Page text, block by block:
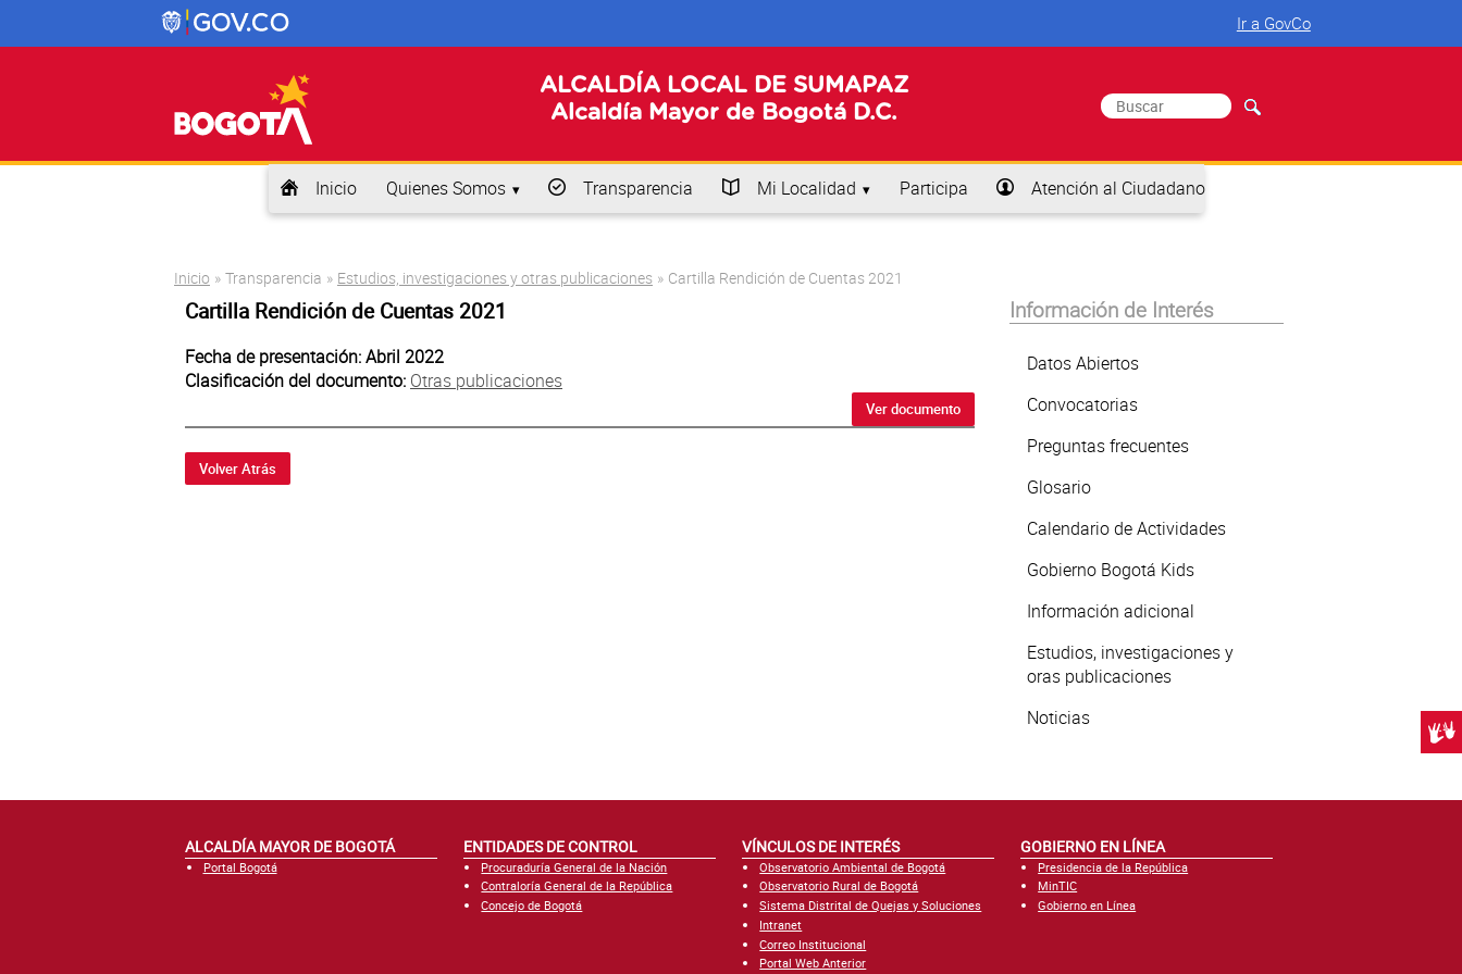
Ir a GovCo
ALCALDÍA LOCAL DE SUMAPAZ
Alcaldía Mayor de Bogotá D.C.
Formulario de búsqueda
Buscar
Inicio Quienes Somos Transparencia Mi Localidad Participa Atención al Ciudadano
Usted está aquí
Inicio » Transparencia » Estudios, investigaciones y otras publicaciones » Cartilla Rendición de Cuentas 2021
Cartilla Rendición de Cuentas 2021
Fecha de presentación: Abril 2022
Clasificación del documento: Otras publicaciones
Ver documento
Volver Atrás
Información de Interés
Datos Abiertos
Convocatorias
Preguntas frecuentes
Glosario
Calendario de Actividades
Gobierno Bogotá Kids
Información adicional
Estudios, investigaciones y
oras publicaciones
Noticias
ALCALDÍA MAYOR DE BOGOTÁ
Portal Bogotá
ENTIDADES DE CONTROL
Procuraduría General de la Nación
Contraloría General de la República
Concejo de Bogotá
VÍNCULOS DE INTERÉS
Observatorio Ambiental de Bogotá
Observatorio Rural de Bogotá
Sistema Distrital de Quejas y Soluciones
Intranet
Correo Institucional
Portal Web Anterior
GOBIERNO EN LÍNEA
Presidencia de la República
MinTIC
Gobierno en Línea